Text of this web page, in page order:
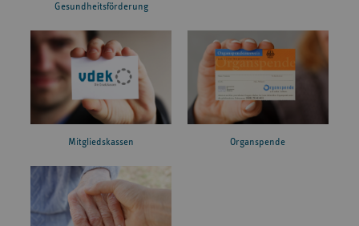
Gesundheitsförderung
Mitgliedskassen Organspende